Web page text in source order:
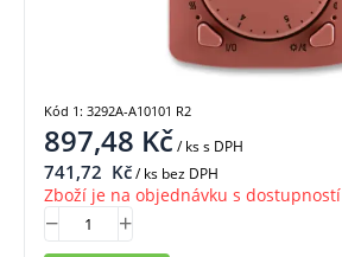
897,48 Kč/ kss DPH
741,72 Kč/ ks bez DPH
Zboží je na objednávku s dostupností
Kód 1: 3292A-A10101 R2